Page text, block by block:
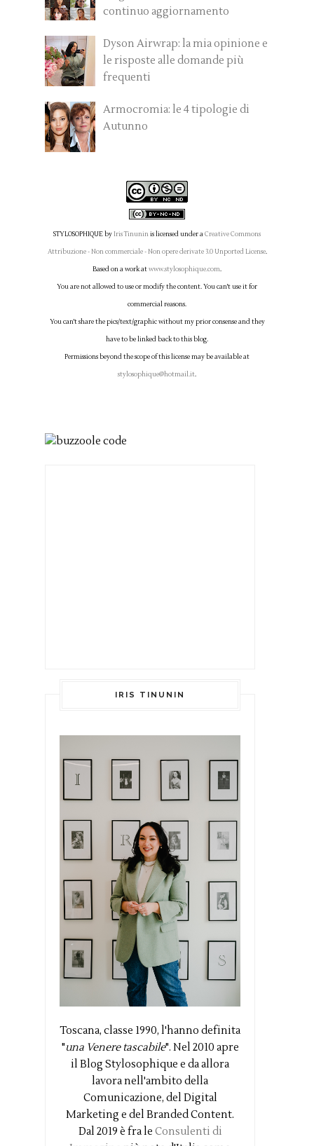
continuo aggiornamento
Dyson Airwrap: la mia opinione e
le risposte alle domande più
frequenti
Armocromia: le 4 tipologie di
Autunno
STYLOSOPHIQUEbyIris Tinuninis licensed under aCreative Commons
Attribuzione - Non commerciale - Non opere derivate 3.0 Unported License.
Based on a work atwww.stylosophique.com.
You are not allowed to use or modify the content. You can't use it for
commercial reasons.
You can't share the pics/text/graphic without my prior consense and they
have to be linked back to this blog.
Permissions beyond the scope of this license may be available at
stylosophique@hotmail.it.
IRIS TINUNIN
Toscana, classe 1990, l'hanno definita
"una Venere tascabile". Nel 2010 apre
il Blog Stylosophique e da allora
lavora nell'ambito della
Comunicazione, del Digital
Marketing e del Branded Content.
Dal 2019 è fra le Consulenti di